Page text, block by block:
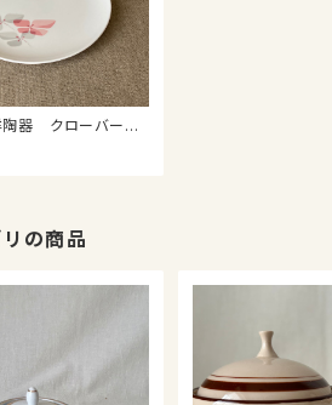
器 クローバープ
の商品